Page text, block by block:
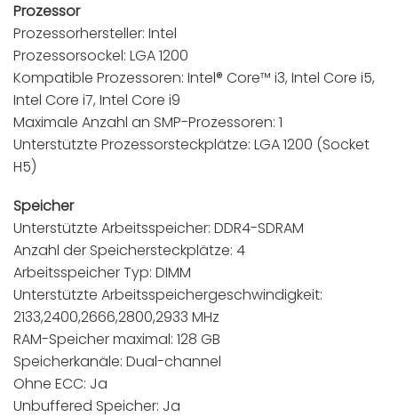
Prozessor
Prozessorhersteller: Intel
Prozessorsockel: LGA 1200
Kompatible Prozessoren: Intel® Core™ i3, Intel Core i5,
Intel Core i7, Intel Core i9
Maximale Anzahl an SMP-Prozessoren: 1
Unterstützte Prozessorsteckplätze: LGA 1200 (Socket
H5)
Speicher
Unterstützte Arbeitsspeicher: DDR4-SDRAM
Anzahl der Speichersteckplätze: 4
Arbeitsspeicher Typ: DIMM
Unterstützte Arbeitsspeichergeschwindigkeit:
2133,2400,2666,2800,2933 MHz
RAM-Speicher maximal: 128 GB
Speicherkanäle: Dual-channel
Ohne ECC: Ja
Unbuffered Speicher: Ja